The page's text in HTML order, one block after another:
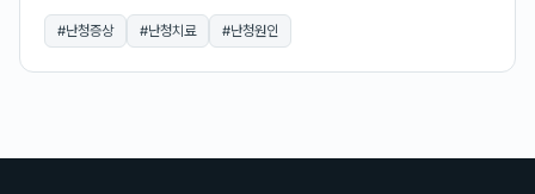
#난청증상 #난청치료 #난청원인